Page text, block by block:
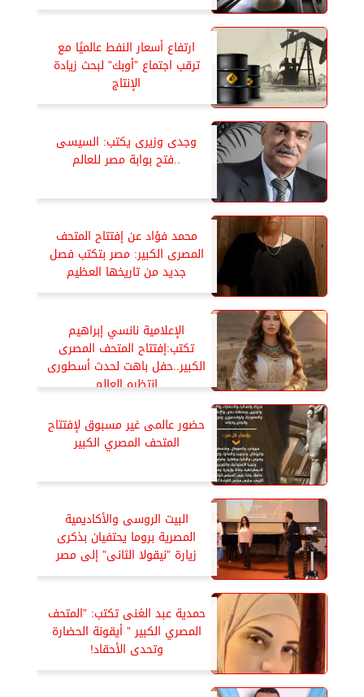
ارتفاع أسعار النفط عالميًا مع
ترقب اجتماع ”أوبك” لبحث زيادة
الإنتاج
وجدى وزيرى يكتب: السيسى
..فتح بوابة مصر للعالم
محمد فؤاد عن إفتتاح المتحف
المصرى الكبير: مصر بتكتب فصل
جديد من تاريخها العظيم
الإعلامية نانسي إبراهيم
تكتب:إفتتاح المتحف المصرى
الكبير..حفل باهت لحدث أسطورى
انتظره العالم
حضور عالمى غير مسبوق لإفتتاح
المتحف المصري الكبير
البيت الروسى والأكاديمية
المصرية بروما يحتفيان بذكرى
زيارة ”نيقولا الثانى” إلى مصر
حمدية عبد الغنى تكتب: ”المتحف
المصري الكبير ” أيقونة الحضارة
وتحدى الأحقاد!